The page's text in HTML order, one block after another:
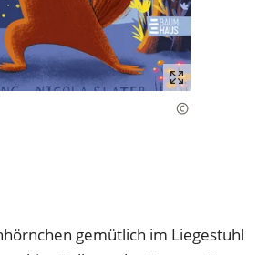
gemütlich im Liegestuhl